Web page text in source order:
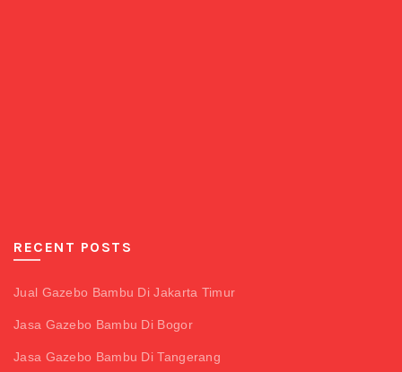
RECENT POSTS
Jual Gazebo Bambu Di Jakarta Timur
Jasa Gazebo Bambu Di Bogor
Jasa Gazebo Bambu Di Tangerang